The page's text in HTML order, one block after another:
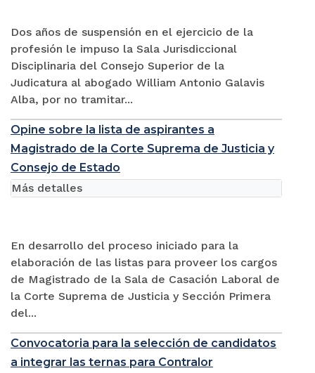
Dos años de suspensión en el ejercicio de la
profesión le impuso la Sala Jurisdiccional
Disciplinaria del Consejo Superior de la
Judicatura al abogado William Antonio Galavis
Alba, por no tramitar...
Opine sobre la lista de aspirantes a
Magistrado de la Corte Suprema de Justicia y
Consejo de Estado
En desarrollo del proceso iniciado para la
elaboración de las listas para proveer los cargos
de Magistrado de la Sala de Casación Laboral de
la Corte Suprema de Justicia y Sección Primera
del...
Más detalles
Convocatoria para la selección de candidatos
a integrar las ternas para Contralor